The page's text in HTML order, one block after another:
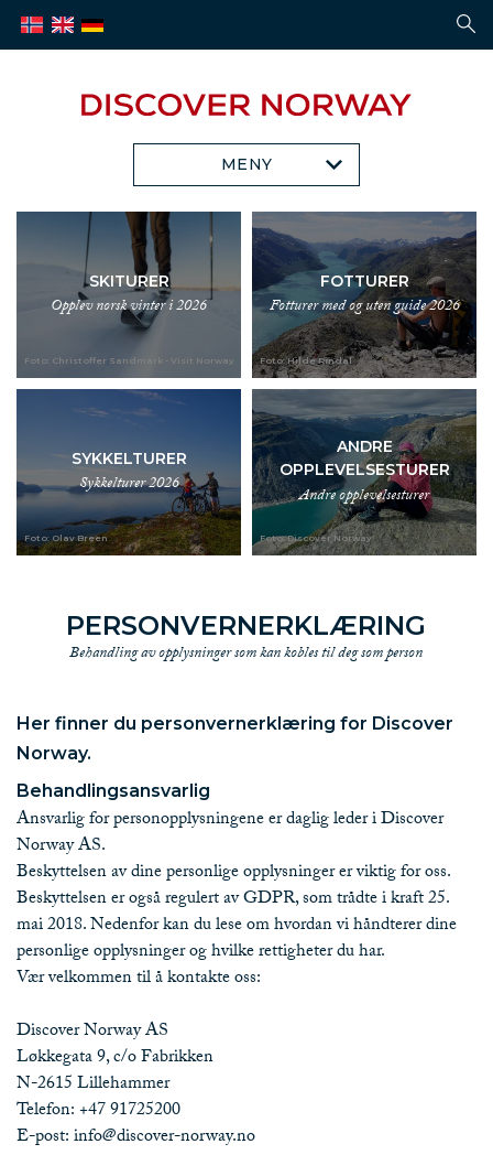
MENY
Foto: Christoffer Sandmark - Visit Norway
SKITURER
Opplev norsk vinter i 2026
Foto: Hilde Rindal
FOTTURER
Fotturer med og uten guide 2026
Foto: Olav Breen
SYKKELTURER
Sykkelturer 2026
Foto: Discover Norway
ANDRE
OPPLEVELSESTURER
Andre opplevelsesturer
PERSONVERNERKLÆRING
Behandling av opplysninger som kan kobles til deg som person
Her finner du personvernerklæring for Discover
Norway.
Behandlingsansvarlig
Ansvarlig for personopplysningene er daglig leder i Discover
Norway AS.
Beskyttelsen av dine personlige opplysninger er viktig for oss.
Beskyttelsen er også regulert av GDPR, som trådte i kraft 25.
mai 2018. Nedenfor kan du lese om hvordan vi håndterer dine
personlige opplysninger og hvilke rettigheter du har.
Vær velkommen til å kontakte oss:
Discover Norway AS
Løkkegata 9, c/o Fabrikken
N-2615 Lillehammer
Telefon: +47 91725200
E-post:info@discover-norway.no